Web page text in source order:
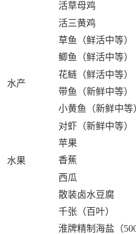
活草母鸡
活三黄鸡
水产
草鱼（鲜活中等）
鲫鱼（鲜活中等）
花鲢（鲜活中等）
带鱼（新鲜中等）
小黄鱼（新鲜中等
对虾（新鲜中等）
水果
苹果
香蕉
西瓜
散装卤水豆腐
千张（百叶）
淮牌精制海盐（